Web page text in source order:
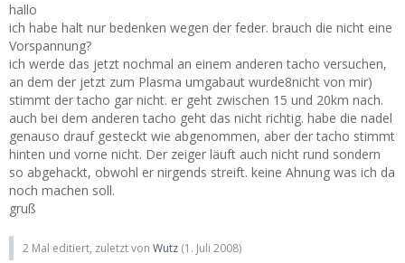
hallo
ich habe halt nur bedenken wegen der feder. brauch die nicht eine
Vorspannung?
ich werde das jetzt nochmal an einem anderen tacho versuchen,
an dem der jetzt zum Plasma umgabaut wurde8nicht von mir)
stimmt der tacho gar nicht. er geht zwischen 15 und 20km nach.
auch bei dem anderen tacho geht das nicht richtig. habe die nadel
genauso drauf gesteckt wie abgenommen, aber der tacho stimmt
hinten und vorne nicht. Der zeiger läuft auch nicht rund sondern
so abgehackt, obwohl er nirgends streift. keine Ahnung was ich da
noch machen soll.
gruß
2 Mal editiert, zuletzt von Wutz (1. Juli 2008)